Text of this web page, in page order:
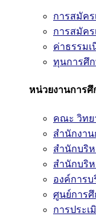
การสมัค
การสมัค
ค่าธรรม
ทุนการศึ
หน่วยงานการศึ
คณะ วิทย
สำนักงาน
สำนักบริ
สำนักบริ
องค์การ
ศูนย์การ
การประเ